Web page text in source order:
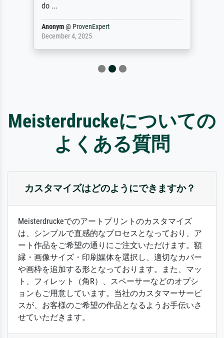
do ...
Anonym@ ProvenExpert
December 4, 2025
Meisterdruckeについての
よくある質問
カスタマイズはどのようにできますか？
Meisterdruckeでのアートプリントのカスタマイズ
は、シンプルで直感的なプロセスとなっており、ア
ート作品をご希望の通りにご注文いただけます。額
縁・画像サイズ・印刷媒体を選択し、適切なカバー
や画枠を追加する形となっております。また、マッ
ト、フィレット（角R）、スペーサーなどのオプシ
ョンもご用意しています。当社のカスタマーサービ
スが、お客様のご希望の作品となるようお手伝いさ
せていただきます。